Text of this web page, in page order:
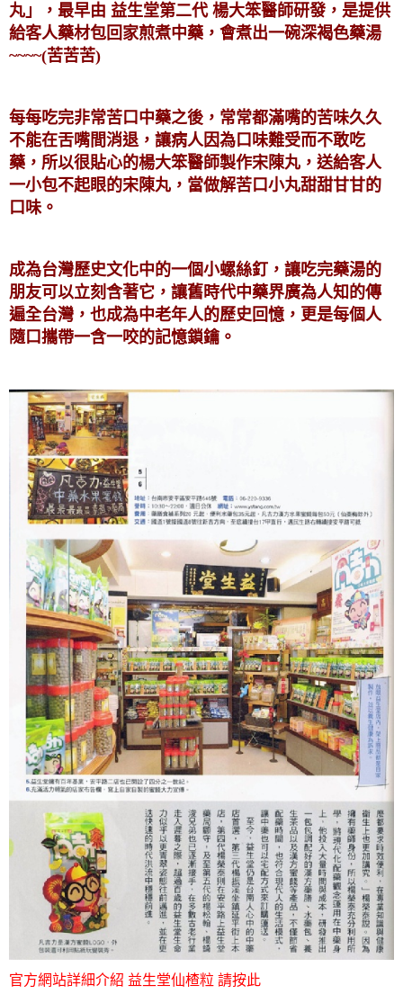
丸」，最早由 益生堂第二代 楊大笨醫師研發，是提供
給客人藥材包回家煎煮中藥，會煮出一碗深褐色藥湯
~~~~(苦苦苦)
每每吃完非常苦口中藥之後，常常都滿嘴的苦味久久
不能在舌嘴間消退，讓病人因為口味難受而不敢吃
藥，所以很貼心的楊大笨醫師製作宋陳丸，送給客人
一小包不起眼的宋陳丸，當做解苦口小丸甜甜甘甘的
口味。
成為台灣歷史文化中的一個小螺絲釘，讓吃完藥湯的
朋友可以立刻含著它，讓舊時代中藥界廣為人知的傳
遍全台灣，也成為中老年人的歷史回憶，更是每個人
隨口攜帶一含一咬的記憶鎖鑰。
官方網站詳細介紹 益生堂仙楂粒 請按此